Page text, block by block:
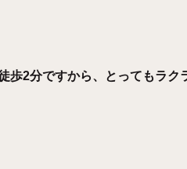
歩2分ですから、とってもラク